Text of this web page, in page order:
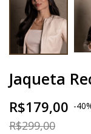
Jaqueta
R$179,00 -40
R$299,00